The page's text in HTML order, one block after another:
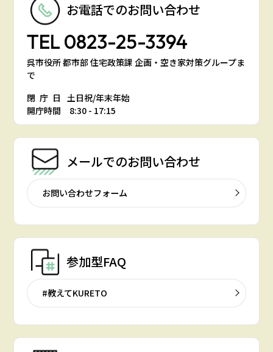
お電話でのお問い合わせ
TEL 0823-25-3394
呉市役所 都市部 住宅政策課 企画・空き家対策グループま
で
閉庁日
土日祝/年末年始
開庁時間 8:30 - 17:15
メールでのお問い合わせ
お問い合わせフォーム
参加型FAQ
#教えてKURETO